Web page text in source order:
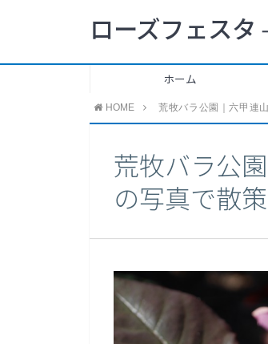
ローズフェスタ
ホーム
HOME 荒牧バラ公園｜六甲連
荒牧バラ公
の写真で散